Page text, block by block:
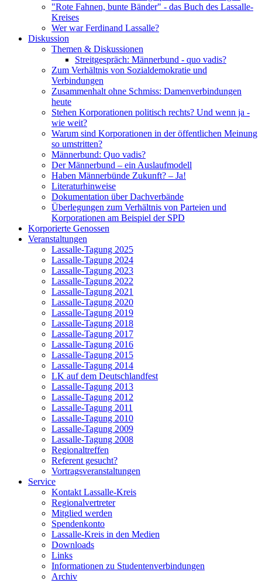
"Rote Fahnen, bunte Bänder" - das Buch des Lassalle-
Kreises
Wer war Ferdinand Lassalle?
Diskussion
Themen & Diskussionen
Streitgespräch: Männerbund - quo vadis?
Zum Verhältnis von Sozialdemokratie und
Verbindungen
Zusammenhalt ohne Schmiss: Damenverbindungen
heute
Stehen Korporationen politisch rechts? Und wenn ja -
wie weit?
Warum sind Korporationen in der öffentlichen Meinung
so umstritten?
Männerbund: Quo vadis?
Der Männerbund – ein Auslaufmodell
Haben Männerbünde Zukunft? – Ja!
Literaturhinweise
Dokumentation über Dachverbände
Überlegungen zum Verhältnis von Parteien und
Korporationen am Beispiel der SPD
Korporierte Genossen
Veranstaltungen
Lassalle-Tagung 2025
Lassalle-Tagung 2024
Lassalle-Tagung 2023
Lassalle-Tagung 2022
Lassalle-Tagung 2021
Lassalle-Tagung 2020
Lassalle-Tagung 2019
Lassalle-Tagung 2018
Lassalle-Tagung 2017
Lassalle-Tagung 2016
Lassalle-Tagung 2015
Lassalle-Tagung 2014
LK auf dem Deutschlandfest
Lassalle-Tagung 2013
Lassalle-Tagung 2012
Lassalle-Tagung 2011
Lassalle-Tagung 2010
Lassalle-Tagung 2009
Lassalle-Tagung 2008
Regionaltreffen
Referent gesucht?
Vortragsveranstaltungen
Service
Kontakt Lassalle-Kreis
Regionalvertreter
Mitglied werden
Spendenkonto
Lassalle-Kreis in den Medien
Downloads
Links
Informationen zu Studentenverbindungen
Archiv